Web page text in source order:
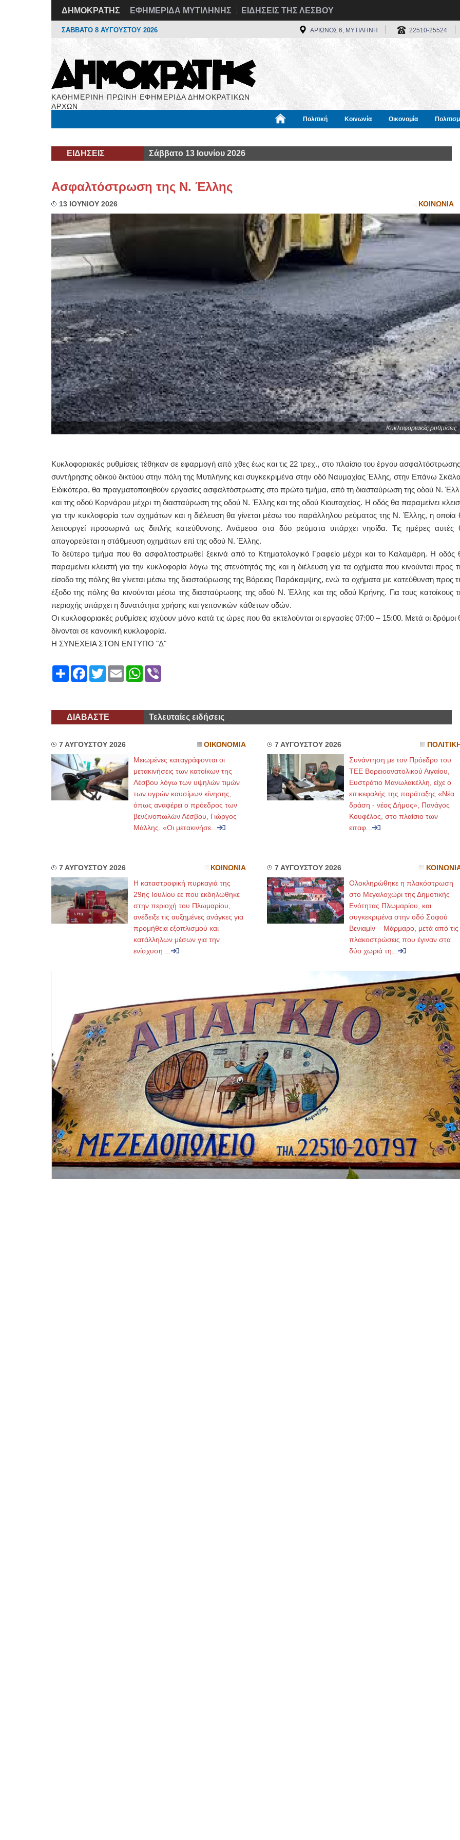
ΔΗΜΟΚΡΑΤΗΣ ΕΦΗΜΕΡΙΔΑ ΜΥΤΙΛΗΝΗΣ ΕΙΔΗΣΕΙΣ ΤΗΣ ΛΕΣΒΟΥ
ΣΑΒΒΑΤΟ 8 ΑΥΓΟΥΣΤΟΥ 2026 ΑΡΙΩΝΟΣ 6, ΜΥΤΙΛΗΝΗ 22510-25524
ΚΑΘΗΜΕΡΙΝΗ ΠΡΩΙΝΗ ΕΦΗΜΕΡΙΔΑ ΔΗΜΟΚΡΑΤΙΚΩΝ
ΑΡΧΩΝ
Πολιτική Κοινωνία Οικονομία
ΕΙΔΗΣΕΙΣ Σάββατο 13 Ιουνίου 2026
Ασφαλτόστρωση της Ν. Έλλης
13 ΙΟΥΝΙΟΥ 2026 ΚΟΙΝΩΝΙΑ
Κυκλοφοριακές ρυθμίσεις
Κυκλοφοριακές ρυθμίσεις τέθηκαν σε εφαρμογή από χθες έως και τις 22 τρεχ., στο πλαίσιο του έργου
συντήρησης οδικού δικτύου στην πόλη της Μυτιλήνης και συγκεκριμένα στην οδό Ναυμαχίας Έλλης, στην Επάνω
Ειδικότερα, θα πραγματοποιηθούν εργασίες ασφαλτόστρωσης στο πρώτο τμήμα, από τη διασταύρωση της οδού Ν.
και της οδού Κορνάρου μέχρι τη διασταύρωση της οδού Ν. Έλλης και της οδού Κιουταχείας. Η οδός θα παραμείνει
για την κυκλοφορία των οχημάτων και η διέλευση θα γίνεται μέσω του παράλληλου ρεύματος της Ν. Έλλης, η οποία
λειτουργεί προσωρινά ως διπλής κατεύθυνσης. Ανάμεσα στα δύο ρεύματα υπάρχει νησίδα. Τις ημέρες αυτές
απαγορεύεται η στάθμευση οχημάτων επί της οδού Ν. Έλλης.
Το δεύτερο τμήμα που θα ασφαλτοστρωθεί ξεκινά από το Κτηματολογικό Γραφείο μέχρι και το Καλαμάρη. Η οδός
παραμείνει κλειστή για την κυκλοφορία λόγω της στενότητάς της και η διέλευση για τα οχήματα που κινούνται προς
είσοδο της πόλης θα γίνεται μέσω της διασταύρωσης της Βόρειας Παράκαμψης, ενώ τα οχήματα με κατεύθυνση προς
έξοδο της πόλης θα κινούνται μέσω της διασταύρωσης της οδού Ν. Έλλης και της οδού Κρήνης. Για τους κατοίκους
περιοχής υπάρχει η δυνατότητα χρήσης και γειτονικών κάθετων οδών.
Οι κυκλοφοριακές ρυθμίσεις ισχύουν μόνο κατά τις ώρες που θα εκτελούνται οι εργασίες 07:00 – 15:00. Μετά οι δρόμοι
δίνονται σε κανονική κυκλοφορία.
Η ΣΥΝΕΧΕΙΑ ΣΤΟΝ ΕΝΤΥΠΟ "Δ"
ShareFacebook
TwitterEmailWhatsApp
Viber
ΔΙΑΒΑΣΤΕ Τελευταίες ειδήσεις
7 ΑΥΓΟΥΣΤΟΥ 2026 ΟΙΚΟΝΟΜΙΑ
Μειωμένες καταγράφονται οι
μετακινήσεις των κατοίκων της
Λέσβου λόγω των υψηλών τιμών
των υγρών καυσίμων κίνησης,
όπως αναφέρει ο πρόεδρος των
βενζινοπωλών Λέσβου, Γιώργος
Μάλλης. «Οι μετακινήσε...
7 ΑΥΓΟΥΣΤΟΥ 2026 ΠΟΛΙΤΙΚΗ
Συνάντηση με τον Πρόεδρο του
ΤΕΕ Βορειοανατολικού Αιγαίου,
Ευστράτιο Μανωλακέλλη, είχε ο
επικεφαλής της παράταξης «Νέα
δράση - νέος Δήμος», Πανάγος
Κουφέλος, στο πλαίσιο των
επαφ...
7 ΑΥΓΟΥΣΤΟΥ 2026 ΚΟΙΝΩΝΙΑ
Η καταστροφική πυρκαγιά της
29ης Ιουλίου εε που εκδηλώθηκε
στην περιοχή του Πλωμαρίου,
ανέδειξε τις αυξημένες ανάγκες για
προμήθεια εξοπλισμού και
κατάλληλων μέσων για την
ενίσχυση ...
7 ΑΥΓΟΥΣΤΟΥ 2026
Ολοκληρώθηκε η πλακόστρωση
στο Μεγαλοχώρι της Δημοτικής
Ενότητας Πλωμαρίου, και
συγκεκριμένα στην οδό Σοφού
Βενιαμίν – Μάρμαρο, μετά από τις
πλακοστρώσεις που έγιναν στα
δύο χωριά τη...
ΙΩΑΝΝΗΣ Α. ΜΑΛΛΙΑΣ
ΧΕΙΡΟΥΡΓΟΣ
ΟΦΘΑΛΜΙΑΤΡΟΣ
Διδάκτωρ Ιατρικής Σχολής
Πανεπιστημίου Αθηνών
Καλλιπόλεως 3,Νέα Σμύρνη,
2251038065
Χειρουργός Ωτορινολαρυγγολόγος
Έλενα Μπούμπα
Στρατιωτικός Ιατρός
Πάρνηθας 95-97 Αχαρναί